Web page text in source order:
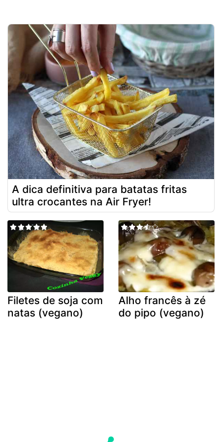
A dica definitiva para batatas fritas
ultra crocantes na Air Fryer!
Filetes de soja com
natas (vegano)
Alho francês à zé
do pipo (vegano)